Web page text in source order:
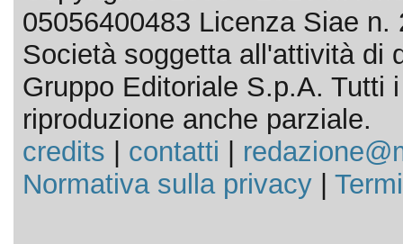
05056400483 Licenza Siae n.
Società soggetta all'attività di
Gruppo Editoriale S.p.A. Tutti
riproduzione anche parziale.
credits
contatti
Normativa sulla privacy|